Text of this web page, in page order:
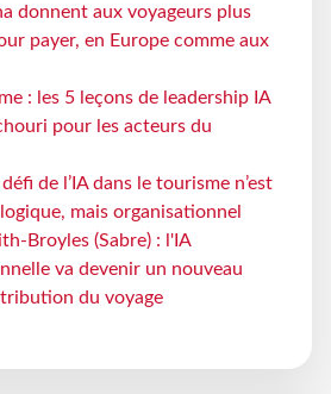
donnent aux voyageurs plus
payer, en Europe comme aux
: les 5 leçons de leadership IA
pour les acteurs du
de l’IA dans le tourisme n’est
mais organisationnel
Broyles (Sabre) : l'IA
va devenir un nouveau
du voyage